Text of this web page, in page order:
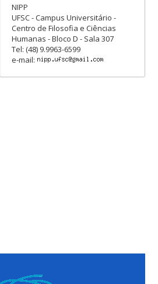
NIPP
UFSC - Campus Universitário -
Centro de Filosofia e Ciências
Humanas - Bloco D - Sala 307
Tel: (48) 9.9963-6599
e-mail: